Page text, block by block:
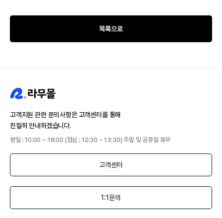
목록으로
고객지원 관련 문의사항은 고객센터를 통해
친절히 안내하겠습니다.
평일 : 10:00 ~ 18:00 (점심 : 12:30 ~ 13:30) 주말 및 공휴일 휴무
고객센터
1:1문의